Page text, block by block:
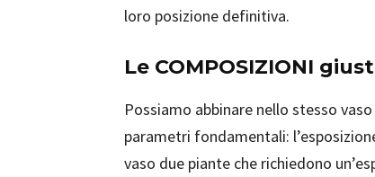
loro posizione definitiva.
Le COMPOSIZIONI
Possiamo abbinare nello stesso
parametri fondamentali:
vaso due piante che richiedono